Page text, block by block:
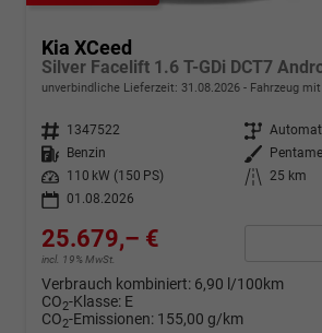
Kia XCeed
unverbindliche Lieferzeit: 31.08.2026 Fahrzeug
Fahrzeugnr. 1347522 Getriebe
Kraftstoff
Benzin Außenfarbe
Leistung
110 kW (150 PS) Kilometerstand
25 km
01.08.2026
25.679,– €
incl. 19% MwSt.
Verbrauch kombiniert: 6,90 l/100km
CO2-Klasse: E
CO2-Emissionen: 155,00 g/km